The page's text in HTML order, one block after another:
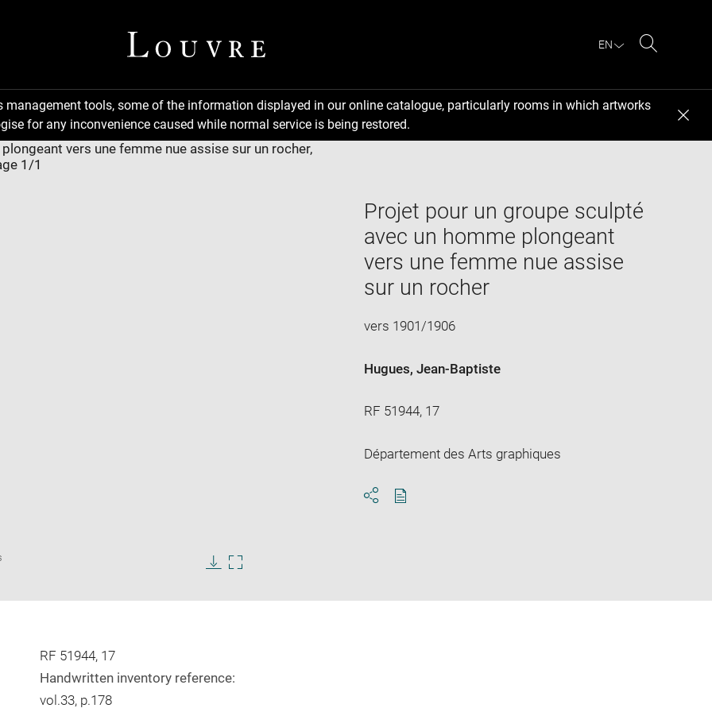
EN
management tools, some of the information displayed in our online catalogue, particularly rooms in which artworks
for any inconvenience caused while normal service is being restored.
Projet pour un groupe sculpté
avec un homme plongeant
vers une femme nue assise
sur un rocher
vers 1901/1906
Hugues, Jean-Baptiste
RF 51944, 17
Département des Arts graphiques
RF 51944, 17
Handwritten inventory reference:
vol.33, p.178